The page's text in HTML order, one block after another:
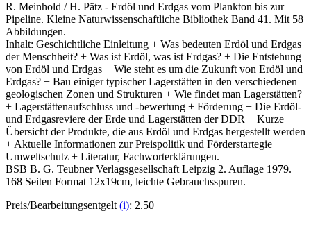
R. Meinhold / H. Pätz - Erdöl und Erdgas vom Plankton bis zur
Pipeline. Kleine Naturwissenschaftliche Bibliothek Band 41. Mit 58
Abbildungen.
Inhalt: Geschichtliche Einleitung + Was bedeuten Erdöl und Erdgas
der Menschheit? + Was ist Erdöl, was ist Erdgas? + Die Entstehung
von Erdöl und Erdgas + Wie steht es um die Zukunft von Erdöl und
Erdgas? + Bau einiger typischer Lagerstätten in den verschiedenen
geologischen Zonen und Strukturen + Wie findet man Lagerstätten?
+ Lagerstättenaufschluss und -bewertung + Förderung + Die Erdöl-
und Erdgasreviere der Erde und Lagerstätten der DDR + Kurze
Übersicht der Produkte, die aus Erdöl und Erdgas hergestellt werden
+ Aktuelle Informationen zur Preispolitik und Förderstartegie +
Umweltschutz + Literatur, Fachworterklärungen.
BSB B. G. Teubner Verlagsgesellschaft Leipzig 2. Auflage 1979.
168 Seiten Format 12x19cm, leichte Gebrauchsspuren.
Preis/Bearbeitungsentgelt(i): 2.50